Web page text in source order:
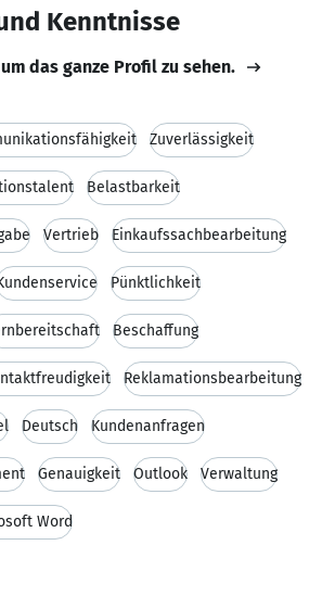
Kenntnisse
das ganze Profil zu sehen.
Zuverlässigkeit
Belastbarkeit
Vertrieb Einkaufssachbearbeitung
Pünktlichkeit
Beschaffung
Reklamationsbearbeitung
Deutsch Kundenanfragen
Genauigkeit Outlook Verwaltung
Word